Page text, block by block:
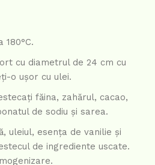
cu diametrul de 24 cm cu
o ușor cu ulei.
făina, zahărul, cacao,
de sodiu și sarea.
uleiul, esența de vanilie și
de ingrediente uscate.